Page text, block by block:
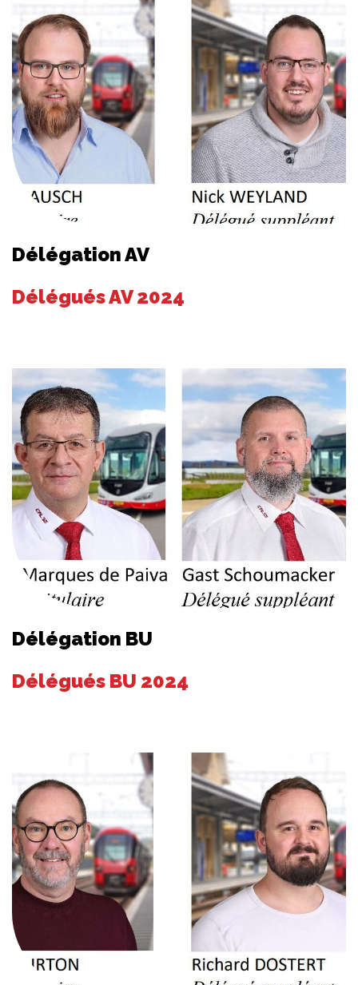
Délégation AV
Délégués AV 2024
Délégation BU
Délégués BU 2024